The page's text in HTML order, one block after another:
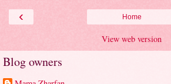
‹ Home
View web version
Blog owners